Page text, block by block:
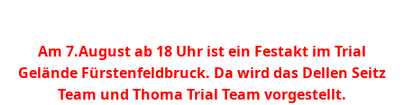
Am 7.August ab 18 Uhr ist ein Festakt im Trial
Gelände Fürstenfeldbruck. Da wird das Dellen Seitz
Team und Thoma Trial Team vorgestellt.